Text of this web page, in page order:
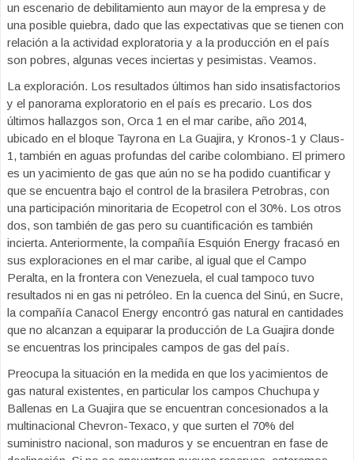
un escenario de debilitamiento aun mayor de la empresa y de
una posible quiebra, dado que las expectativas que se tienen con
relación a la actividad exploratoria y a la producción en el país
son pobres, algunas veces inciertas y pesimistas. Veamos.
La exploración. Los resultados últimos han sido insatisfactorios
y el panorama exploratorio en el país es precario. Los dos
últimos hallazgos son, Orca 1 en el mar caribe, año 2014,
ubicado en el bloque Tayrona en La Guajira, y Kronos-1 y Claus-
1, también en aguas profundas del caribe colombiano. El primero
es un yacimiento de gas que aún no se ha podido cuantificar y
que se encuentra bajo el control de la brasilera Petrobras, con
una participación minoritaria de Ecopetrol con el 30%. Los otros
dos, son también de gas pero su cuantificación es también
incierta. Anteriormente, la compañía Esquión Energy fracasó en
sus exploraciones en el mar caribe, al igual que el Campo
Peralta, en la frontera con Venezuela, el cual tampoco tuvo
resultados ni en gas ni petróleo. En la cuenca del Sinú, en Sucre,
la compañía Canacol Energy encontró gas natural en cantidades
que no alcanzan a equiparar la producción de La Guajira donde
se encuentras los principales campos de gas del país.
Preocupa la situación en la medida en que los yacimientos de
gas natural existentes, en particular los campos Chuchupa y
Ballenas en La Guajira que se encuentran concesionados a la
multinacional Chevron-Texaco, y que surten el 70% del
suministro nacional, son maduros y se encuentran en fase de